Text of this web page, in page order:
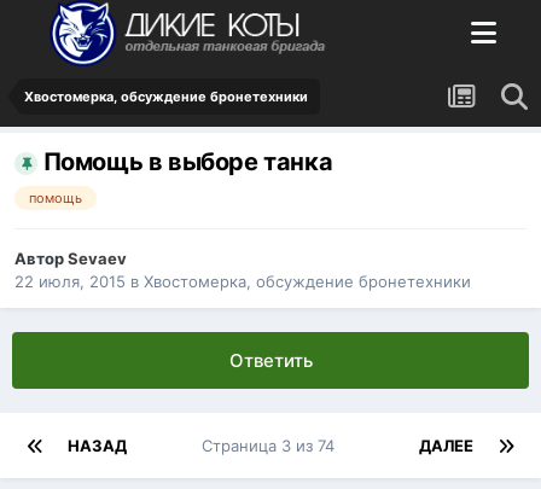
Хвостомерка, обсуждение бронетехники
Помощь в выборе танка
помощь
АвторSevaev
22 июля, 2015 в Хвостомерка, обсуждение бронетехники
Ответить
НАЗАД ДАЛЕЕ
Страница 3 из 74